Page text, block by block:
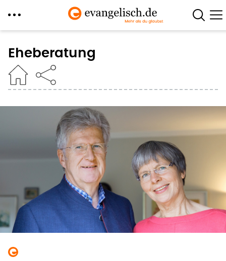
zum
Inhalt
Eheberatung